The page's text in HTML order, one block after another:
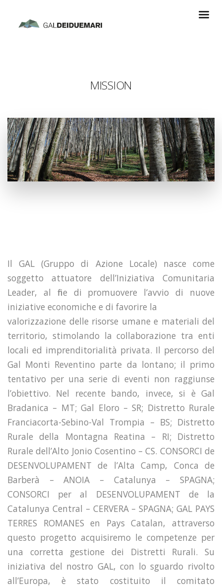
MISSION
Il GAL (Gruppo di Azione Locale) nasce come
soggetto attuatore dell’Iniziativa Comunitaria
Leader, al fine di promuovere l’avvio di nuove
iniziative economiche e di favorire la
valorizzazione delle risorse umane e materiali del
territorio, stimolando la collaborazione tra enti
locali ed imprenditorialità privata. Il percorso del
Gal Monti Reventino parte da lontano; il primo
tentativo per una serie di eventi non raggiunse
l’obiettivo. Nel recente bando, invece, si è Gal
Bradanica – MT; Gal Eloro – SR; Distretto Rurale
Franciacorta-Sebino-Val Trompia – BS; Distretto
Rurale della Montagna Reatina – RI; Distretto
Rurale dell’Alto Jonio Cosentino – CS. CONSORCI de
DESENVOLUPAMENT de l’Alta Camp, Conca de
Barberà – ANOIA – Catalunya – SPAGNA;
CONSORCI per al DESENVOLUPAMENT de la
Catalunya Central – CERVERA – SPAGNA; GAL PAYS
TERRES ROMANES en Pays Catalan, attraverso
questo progetto acquisiremo le competenze per
una corretta gestione dei Distretti Rurali. Su
iniziativa del nostro GAL, con lo sguardo rivolto
all’Europa, è stato costituito il comitato